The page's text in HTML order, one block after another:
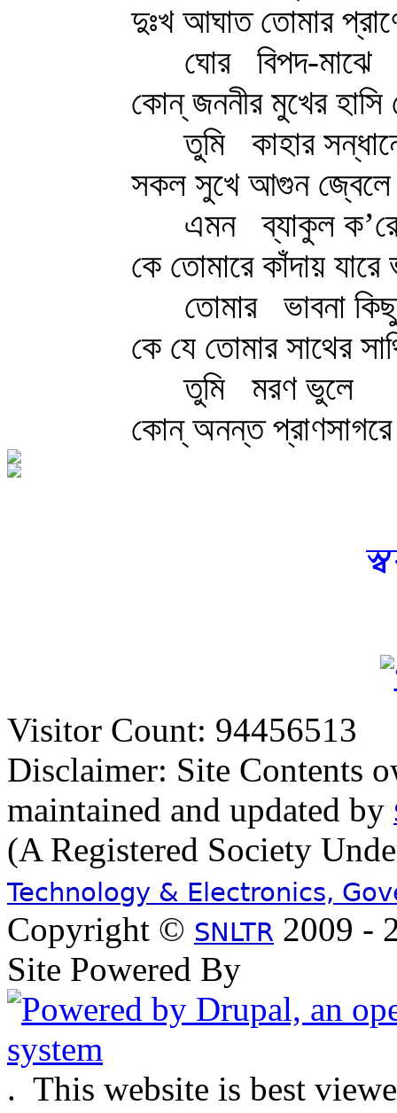
দুঃখ আঘাত তোমার
ঘোর
বিপদ-মাঝে
কোন্‌ জননীর মুখের হাসি
তুমি
কাহার
সকল সুখে আগুন জ্বেলে
এমন
ব্যাকুল
কে তোমারে কাঁদায়
তোমার
ভাবনা
কে যে তোমার সাথের
তুমি
মরণ ভুলে
কোন্‌ অনন্ত
Visitor Count: 94456513
Disclaimer: Site Contents
maintained and updated by
(A Registered Society
Technology & Electronics,
Copyright © SNLTR 2009 -
Site Powered By
. This website is best